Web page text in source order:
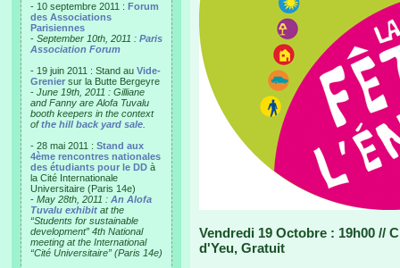
- 10 septembre 2011 : Forum
des Associations
Parisiennes
- September 10th, 2011 : Paris
Association Forum
- 19 juin 2011 : Stand au Vide-
Grenier sur la Butte Bergeyre
- June 19th, 2011 : Gilliane
and Fanny are Alofa Tuvalu
booth keepers in the context
ofthe hill back yard sale
- 28 mai 2011 : Stand aux
4ème rencontres nationales
des étudiants pour le DD à
la Cité Internationale
Universitaire (Paris 14e)
- May 28th, 2011 : An Alofa
Tuvalu exhibit at the
“Students for sustainable
development” 4th National
meeting at the International
“Cité Universitaire” (Paris 14e)
Vendredi 19 Octobre : 19h00 //
d'Yeu, Gratuit